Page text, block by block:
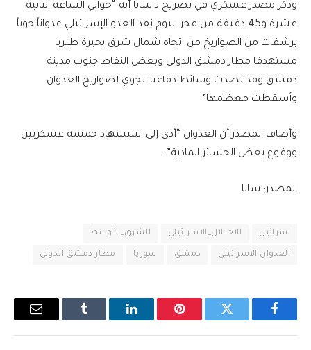
وذكر مصدر عسكري في تصريح لـ سانا أنه “حوالي الساعة الثانية
عشرة و45 دقيقة من فجر اليوم نفذ العدو الإسرائيلي عدواناً جوياً
برشقات من الصواريخ من اتجاه شمال شرق بحيرة طبريا
مستهدفا مطار دمشق الدولي وبعض النقاط جنوب مدينة
دمشق وقد تصدت وسائط دفاعنا الجوي لصواريخ العدوان
وأسقطت معظمها”.
وأضاف المصدر أن العدوان “أدى إلى استشهاد خمسة عسكريين
ووقوع بعض الخسائر المادية”.
المصدر: سانا
اسرائيل الاحتلال_الاسرائيلي الشرق_الأوسط
العدوان الاسرائيلي دمشق سوريا مطار دمشق الدولي
فيسبوك تويتر بينتيريستلينكدإن Tumblr
البريد